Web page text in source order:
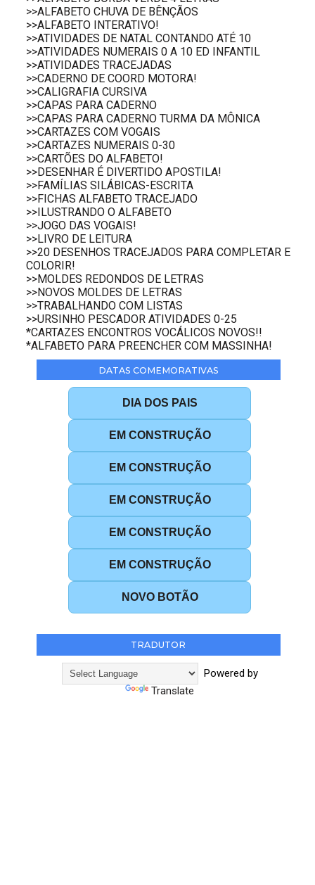
>>ALFABETO CHUVA DE BÊNÇÃOS
>>ALFABETO INTERATIVO!
>>ATIVIDADES DE NATAL CONTANDO ATÉ 10
>>ATIVIDADES NUMERAIS 0 A 10 ED INFANTIL
>>ATIVIDADES TRACEJADAS
>>CADERNO DE COORD MOTORA!
>>CALIGRAFIA CURSIVA
>>CAPAS PARA CADERNO
>>CAPAS PARA CADERNO TURMA DA MÔNICA
>>CARTAZES COM VOGAIS
>>CARTAZES NUMERAIS 0-30
>>CARTÕES DO ALFABETO!
>>DESENHAR É DIVERTIDO APOSTILA!
>>FAMÍLIAS SILÁBICAS-ESCRITA
>>FICHAS ALFABETO TRACEJADO
>>ILUSTRANDO O ALFABETO
>>JOGO DAS VOGAIS!
>>LIVRO DE LEITURA
>>20 DESENHOS TRACEJADOS PARA COMPLETAR E
COLORIR!
>>MOLDES REDONDOS DE LETRAS
>>NOVOS MOLDES DE LETRAS
>>TRABALHANDO COM LISTAS
>>URSINHO PESCADOR ATIVIDADES 0-25
*CARTAZES ENCONTROS VOCÁLICOS NOVOS!!
*ALFABETO PARA PREENCHER COM MASSINHA!
DATAS COMEMORATIVAS
DIA DOS PAIS
EM CONSTRUÇÃO
EM CONSTRUÇÃO
EM CONSTRUÇÃO
EM CONSTRUÇÃO
EM CONSTRUÇÃO
NOVO BOTÃO
TRADUTOR
Powered by
Translate